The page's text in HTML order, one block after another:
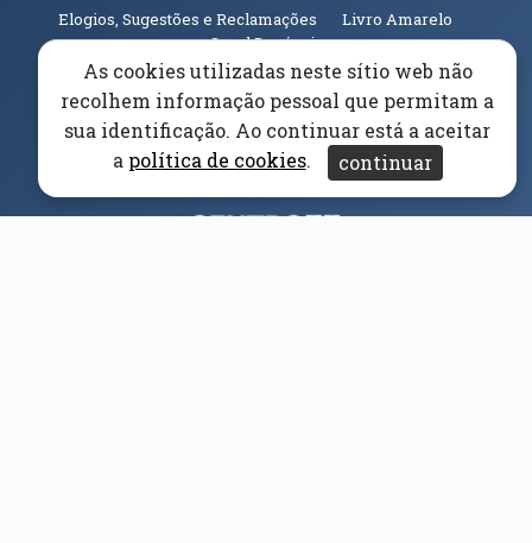
Elogios, Sugestões e Reclamações Livro Amarelo
Canal Denúncia(abre em nova janela)
Acessibilidade Aviso/Privacidade
Proteção de
Dados
Universidade da Beira Interior© 2026
Parceiros e Financiadores(abre em nova janela)
As cookies utilizadas neste sítio web não
recolhem informação pessoal que permitam a
sua identificação. Ao continuar está a aceitar
a política de cookies. continuar